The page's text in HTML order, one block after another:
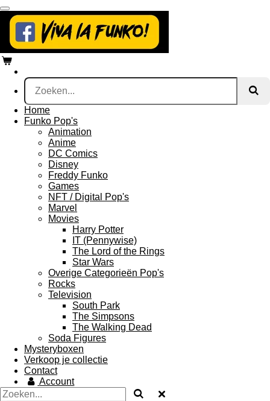
Ga
direct
naar
de
hoofdinhoud
Home
Funko Pop's
Animation
Anime
DC Comics
Disney
Freddy Funko
Games
NFT / Digital Pop's
Marvel
Movies
Harry Potter
IT (Pennywise)
The Lord of the Rings
Star Wars
Overige Categorieën Pop's
Rocks
Television
South Park
The Simpsons
The Walking Dead
Soda Figures
Mysteryboxen
Verkoop je collectie
Contact
Account